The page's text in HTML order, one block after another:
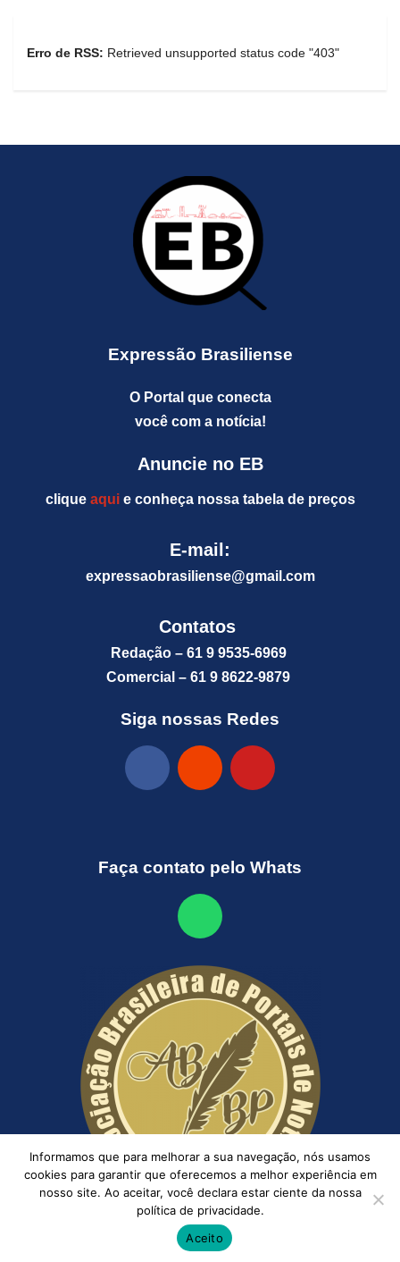
Erro de RSS: Retrieved unsupported status code "403"
Expressão Brasiliense
O Portal que conecta
você com a notícia!
Anuncie no EB
clique aquie conheça nossa tabela de preços
E-mail:
expressaobrasiliense@gmail.com
Contatos
Redação – 61 9 9535-6969
Comercial – 61 9 8622-9879
Siga nossas Redes
Faça contato pelo Whats
Informamos que para melhorar a sua navegação, nós usamos
cookies para garantir que oferecemos a melhor experiência em
nosso site. Ao aceitar, você declara estar ciente da nossa
política de privacidade.
Aceito